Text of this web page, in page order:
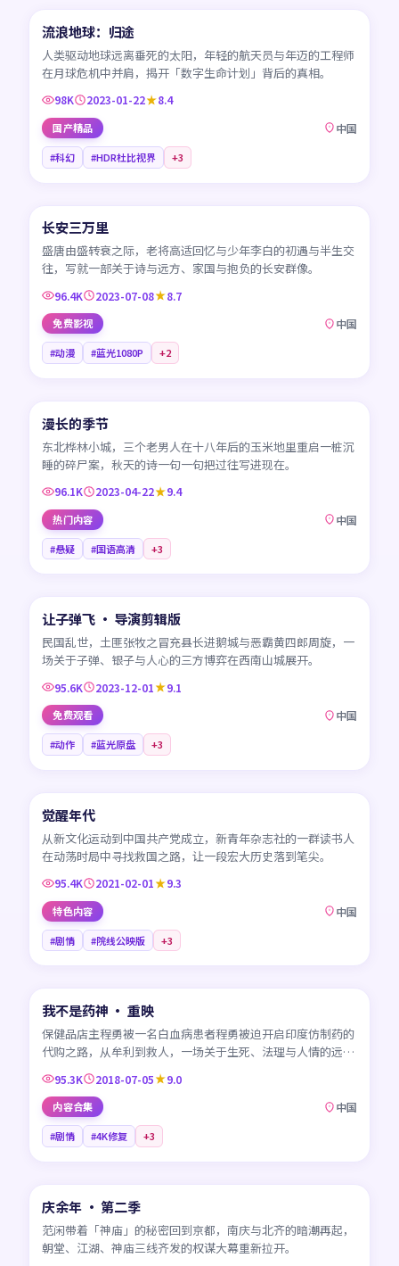
CN
流浪地球：归途
人类驱动地球远离垂死的太阳，年轻的航天员与年迈的工程师
在月球危机中并肩，揭开「数字生命计划」背后的真相。
98K 2023-01-22 8.4
国产精品 中国
#科幻 #HDR杜比视界 +3
CN
长安三万里
盛唐由盛转衰之际，老将高适回忆与少年李白的初遇与半生交
往，写就一部关于诗与远方、家国与抱负的长安群像。
96.4K 2023-07-08 8.7
免费影视 中国
#动漫 #蓝光1080P +2
CN
漫长的季节
东北桦林小城，三个老男人在十八年后的玉米地里重启一桩沉
睡的碎尸案，秋天的诗一句一句把过往写进现在。
96.1K 2023-04-22 9.4
热门内容 中国
#悬疑 #国语高清 +3
CN
让子弹飞 · 导演剪辑版
民国乱世，土匪张牧之冒充县长进鹅城与恶霸黄四郎周旋，一
场关于子弹、银子与人心的三方博弈在西南山城展开。
95.6K 2023-12-01 9.1
免费观看 中国
#动作 #蓝光原盘 +3
CN
觉醒年代
从新文化运动到中国共产党成立，新青年杂志社的一群读书人
在动荡时局中寻找救国之路，让一段宏大历史落到笔尖。
95.4K 2021-02-01 9.3
特色内容 中国
#剧情 #院线公映版 +3
CN
我不是药神 · 重映
保健品店主程勇被一名白血病患者程勇被迫开启印度仿制药的
代购之路，从牟利到救人，一场关于生死、法理与人情的远
95.3K 2018-07-05 9.0
内容合集 中国
#剧情 #4K修复 +3
CN
庆余年 · 第二季
范闲带着「神庙」的秘密回到京都，南庆与北齐的暗潮再起，
朝堂、江湖、神庙三线齐发的权谋大幕重新拉开。